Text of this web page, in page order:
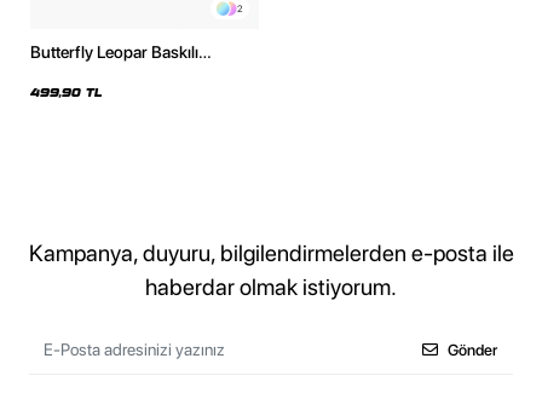
2
Butterfly Leopar Baskılı
Siyah Sweatshirt
499,90 TL
Kampanya, duyuru, bilgilendirmelerden e-posta ile
haberdar olmak istiyorum.
Gönder